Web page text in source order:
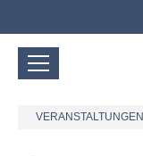
VERANSTALTUNGEN